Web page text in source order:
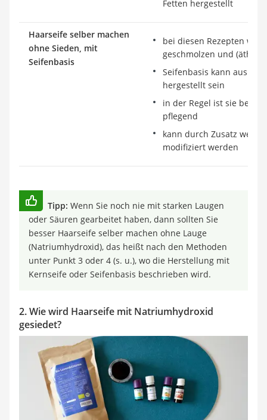
Fetten hergestellt
Haarseife selber machen
ohne Sieden, mit
Seifenbasis
bei diesen Rezepten
geschmolzen und
Seifenbasis kann aus
hergestellt sein
in der Regel ist sie
pflegend
kann durch Zusatz
modifiziert werden
Tipp: Wenn Sie noch nie mit starken Laugen
oder Säuren gearbeitet haben, dann sollten Sie
besser Haarseife selber machen ohne Lauge
(Natriumhydroxid), das heißt nach den Methoden
unter Punkt 3 oder 4 (s. u.), wo die Herstellung mit
Kernseife oder Seifenbasis beschrieben wird.
2. Wie wird Haarseife mit Natriumhydroxid
gesiedet?